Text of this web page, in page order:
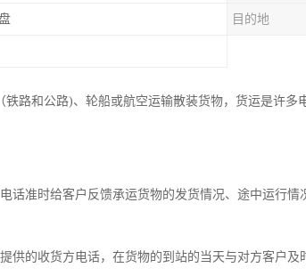
目的地
铁路和公路)、轮船或航空运输散装货物，货运是许多
话准时给客户反馈承运货物的发货情况、途中运行
供的收货方电话，在货物的到站的当天与对方客户